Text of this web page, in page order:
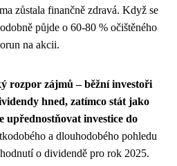
zůstala finančně zdravá. Když se
půjde o 60-80 % očištěného
na akcii.
rozpor zájmů – běžní investoři
hned, zatímco stát jako
upřednostňovat investice do
a dlouhodobého pohledu
o dividendě pro rok 2025.